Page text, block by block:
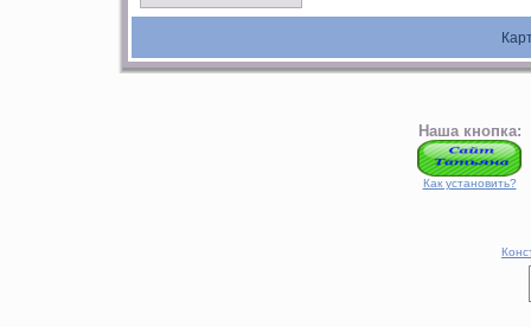
Наша кнопка:
Как установить?